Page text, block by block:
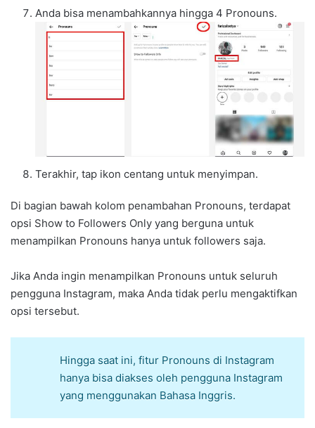
Anda bisa menambahkannya hingga 4 Pronouns.
Terakhir, tap ikon centang untuk menyimpan.
Di bagian bawah kolom penambahan Pronouns, terdapat
opsi Show to Followers Only yang berguna untuk
menampilkan Pronouns hanya untuk followers saja.
Jika Anda ingin menampilkan Pronouns untuk seluruh
pengguna Instagram, maka Anda tidak perlu mengaktifkan
opsi tersebut.
Hingga saat ini, fitur Pronouns di Instagram
hanya bisa diakses oleh pengguna Instagram
yang menggunakan Bahasa Inggris.